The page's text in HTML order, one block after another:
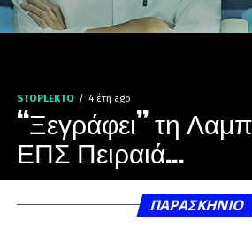
STOPLEKTO 4 έτη ago
“Ξεγράφει” τη
ΕΠΣ Πειραιά…
ΠΑΡΑΣΚΉΝΙΟ